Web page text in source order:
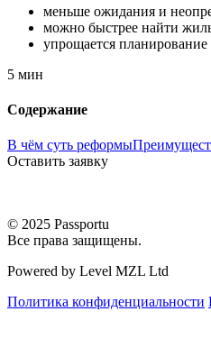
меньше ожидания и
можно быстрее найти
упрощается планирование
5 мин
Содержание
В чём суть реформы
Оставить заявку
© 2025 Passportu
Все права защищены.
Powered by Level MZL Ltd
Политика конфиденциальности